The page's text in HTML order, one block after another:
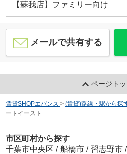
【蘇我店】ファミリー向け
メールで共有する
ページト
賃貸SHOPエバンス > (賃貸)路線・駅から探
ートイースト
市区町村から探す
千葉市中央区 / 船橋市 / 習志野市 /